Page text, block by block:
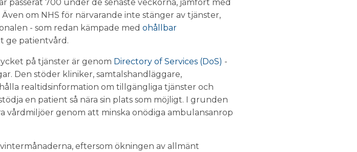
passerat 700 under de senaste veckorna, jämfört med
om NHS för närvarande inte stänger av tjänster,
- som redan kämpade med ohållbar
ge patientvård.
på tjänster är genom Directory of Services (DoS) -
Den stöder kliniker, samtalshandläggare,
realtidsinformation om tillgängliga tjänster och
en patient så nära sin plats som möjligt. I grunden
vårdmiljöer genom att minska onödiga ambulansanrop
eftersom ökningen av allmänt